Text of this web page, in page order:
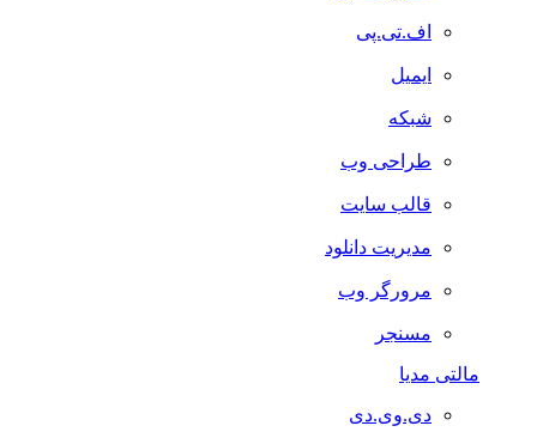
اف.تی.پی
ایمیل
شبکه
طراحی وب
قالب سایت
مدیریت دانلود
مرورگر وب
مسنجر
مالتی مدیا
دی.وی.دی